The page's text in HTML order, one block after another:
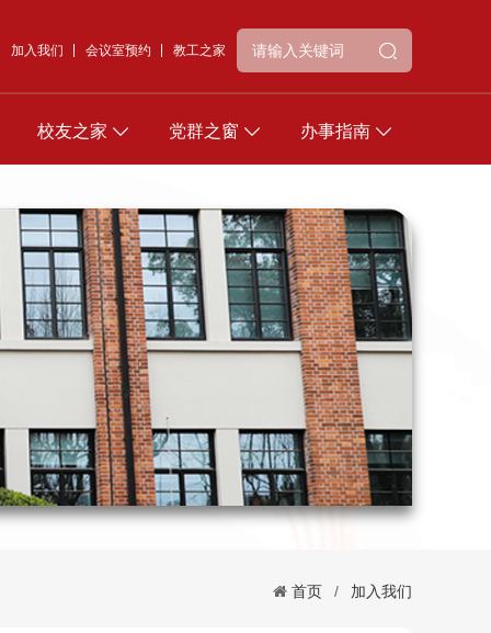
加入我们 会议室预约 教工之家
校友之家 党群之窗 办事指南
首页 / 加入我们